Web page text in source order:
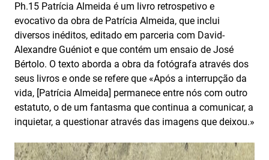
Ph.15 Patrícia Almeida é um livro retrospetivo e
evocativo da obra de Patrícia Almeida, que inclui
diversos inéditos, editado em parceria com David-
Alexandre Guéniot e que contém um ensaio de José
Bértolo. O texto aborda a obra da fotógrafa através dos
seus livros e onde se refere que «Após a interrupção da
vida, [Patrícia Almeida] permanece entre nós com outro
estatuto, o de um fantasma que continua a comunicar, a
inquietar, a questionar através das imagens que deixou.»